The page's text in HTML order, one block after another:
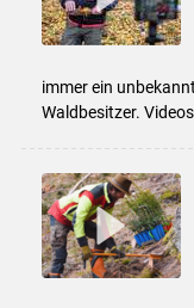
immer ein
Waldbesitzer.